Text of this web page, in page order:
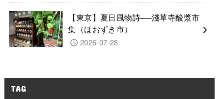
【東京】夏日風物詩──淺草寺酸漿市
集（ほおずき市）
2026-07-28
TAG